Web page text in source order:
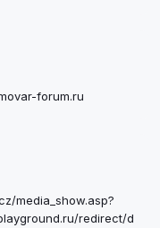
forum.ru
media_show.asp?
redirect/d